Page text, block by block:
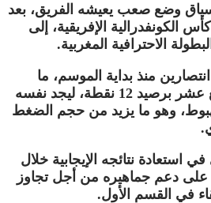
سياق وضع صعب يعيشه الفريق، بعد
كأس الكونفدرالية الإفريقية، إلى
البطولة الاحترافية المغربية.
منذ بداية الموسم، ما
جعله يحتل المركز الرابع عشر برصيد 12 نقطة، ليجد نفسه
وهو ما يزيد من حجم الضغط
استعادة نتائجه الإيجابية خلال
على دعم جماهيره من أجل تجاوز
في القسم الأول.